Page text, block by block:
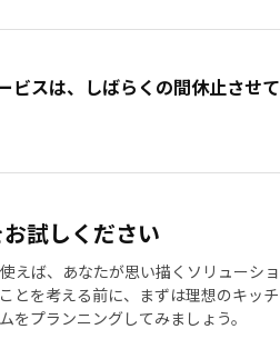
ビスは、しばらくの間休止させて
試しください
えば、あなたが思い描くソリューショ
とを考える前に、まずは理想のキッチ
をプランニングしてみましょう。